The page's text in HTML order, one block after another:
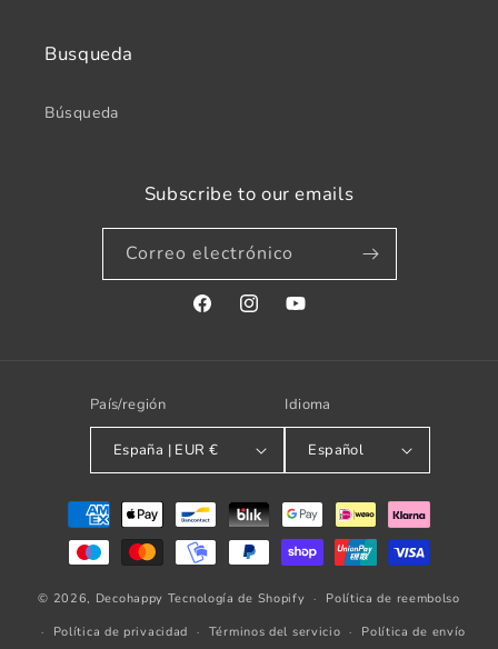
Busqueda
Búsqueda
Subscribe to our emails
Correo electrónico
FacebookInstagramYouTube
País/región
España | EUR €
Idioma
Español
Formas
pago
© 2026, Decohappy Tecnología de Shopify
Política de reembolso
Política de privacidad
Términos del servicio Política de envío